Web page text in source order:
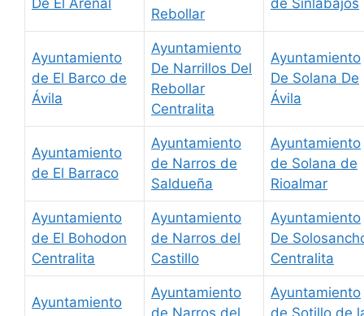
Rebollar
Ayuntamiento
de El Barco de
Ávila
Ayuntamiento
De Narrillos Del
Rebollar
Centralita
Ayuntamiento
De Solana De
Ávila
Ayuntamiento
de El Barraco
Ayuntamiento
de Narros de
Saldueña
Ayuntamiento
de Solana de
Rioalmar
Ayuntamiento
de El Bohodon
Centralita
Ayuntamiento
de Narros del
Castillo
Ayuntamiento
De
Centralita
Ayuntamiento
Ayuntamiento
de Narros del
Ayuntamiento
de Sotillo de